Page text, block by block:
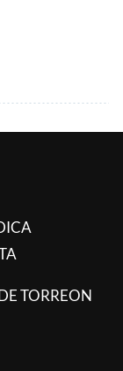
TORREON